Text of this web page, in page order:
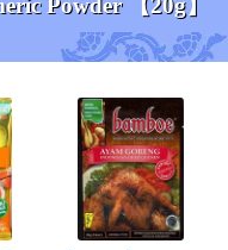
に売っているものと
が断然おいしくなり
にも使い喜ばれてい
Powder 【20g】